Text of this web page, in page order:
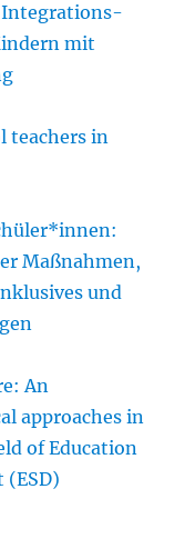
Integrations-
mit
teachers in
Maßnahmen,
und
An
approaches in
of Education
(ESD)